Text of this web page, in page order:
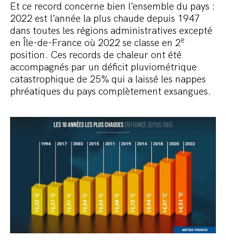
Et ce record concerne bien l’ensemble du pays :
2022 est l’année la plus chaude depuis 1947
dans toutes les régions administratives excepté
en Île-de-France où 2022 se classe en 2e
position. Ces records de chaleur ont été
accompagnés par un déficit pluviométrique
catastrophique de 25% qui a laissé les nappes
phréatiques du pays complètement exsangues.